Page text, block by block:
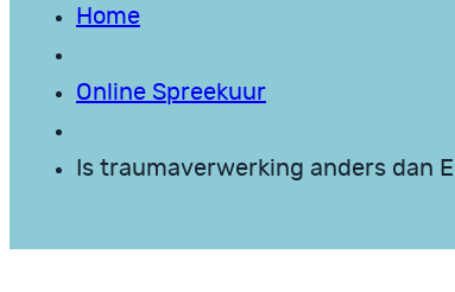
Home
Online Spreekuur
Is traumaverwerking anders dan